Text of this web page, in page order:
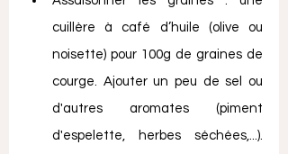
cuillère à café d’huile (olive ou
noisette) pour 100g de graines de
courge. Ajouter un peu de sel ou
d'autres aromates (piment
d'espelette, herbes séchées,...).